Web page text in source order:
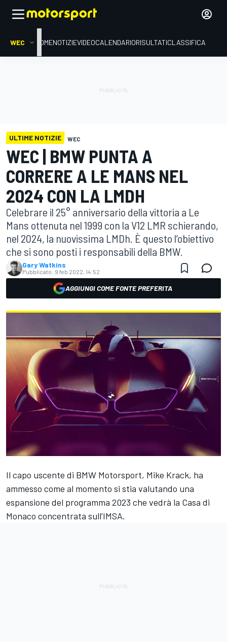
WEC HOMENOTIZIEVIDEOCALENDARIORISULTATICLASSIFICA
ULTIME NOTIZIE WEC
WEC | BMW PUNTA A
CORRERE A LE MANS NEL
2024 CON LA LMDH
Celebrare il 25° anniversario della vittoria a Le
Mans ottenuta nel 1999 con la V12 LMR schierando,
nel 2024, la nuovissima LMDh. È questo l’obiettivo
che si sono posti i responsabili della BMW.
Gary Watkins
Pubblicato: 9 feb 2022, 14:52
AGGIUNGI COME FONTE PREFERITA
Il capo uscente di BMW Motorsport, Mike Krack, ha
ammesso come al momento si stia valutando una
espansione del programma 2023 che vedrà la Casa di
Monaco concentrata sull’IMSA.